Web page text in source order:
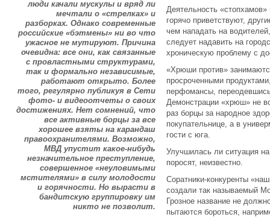
люди качали мускулы и вряд ли
мечтали о «стрелках» и
разборках. Однако современные
российские «бэтмены» ни во что
ужасное не мутируют. Причина
очевидна: все они, как связанные
с провластными структурами,
так и формально независимые,
работают открыто. Более
того, регулярно публикуя в Сети
фото- и видеоотчеты о своих
достижениях. Нет сомнений, что
все активные борцы за все
хорошее взяты на карандаш
правоохранителями. Возможно,
МВД упустит какое-нибудь
незначительное преступление,
совершенное «неуловимыми
мстителями» в силу молодости
и горячности. Но вырасти в
бандитскую группировку им
никто не позволит.
Деятельность
горячо приветствуют,
чем нападать на
следует надавить на
хроническую проблему с
«Хрюши против»
просроченными
перфомансы,
Демонстрации «хрюш» не
раз борцы за народное
покупательнице, а в
гости с юга.
Улучшилась ли ситуация
поросят, неизвестно.
Соратники-конкуренты
создали так называемый
Грозное название не
пытаются бороться,